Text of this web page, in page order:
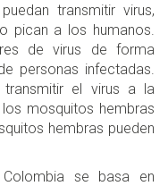
transmitir virus,
pican a los humanos.
de virus de forma
personas infectadas.
transmitir el virus a la
mosquitos hembras
hembras pueden
se basa en